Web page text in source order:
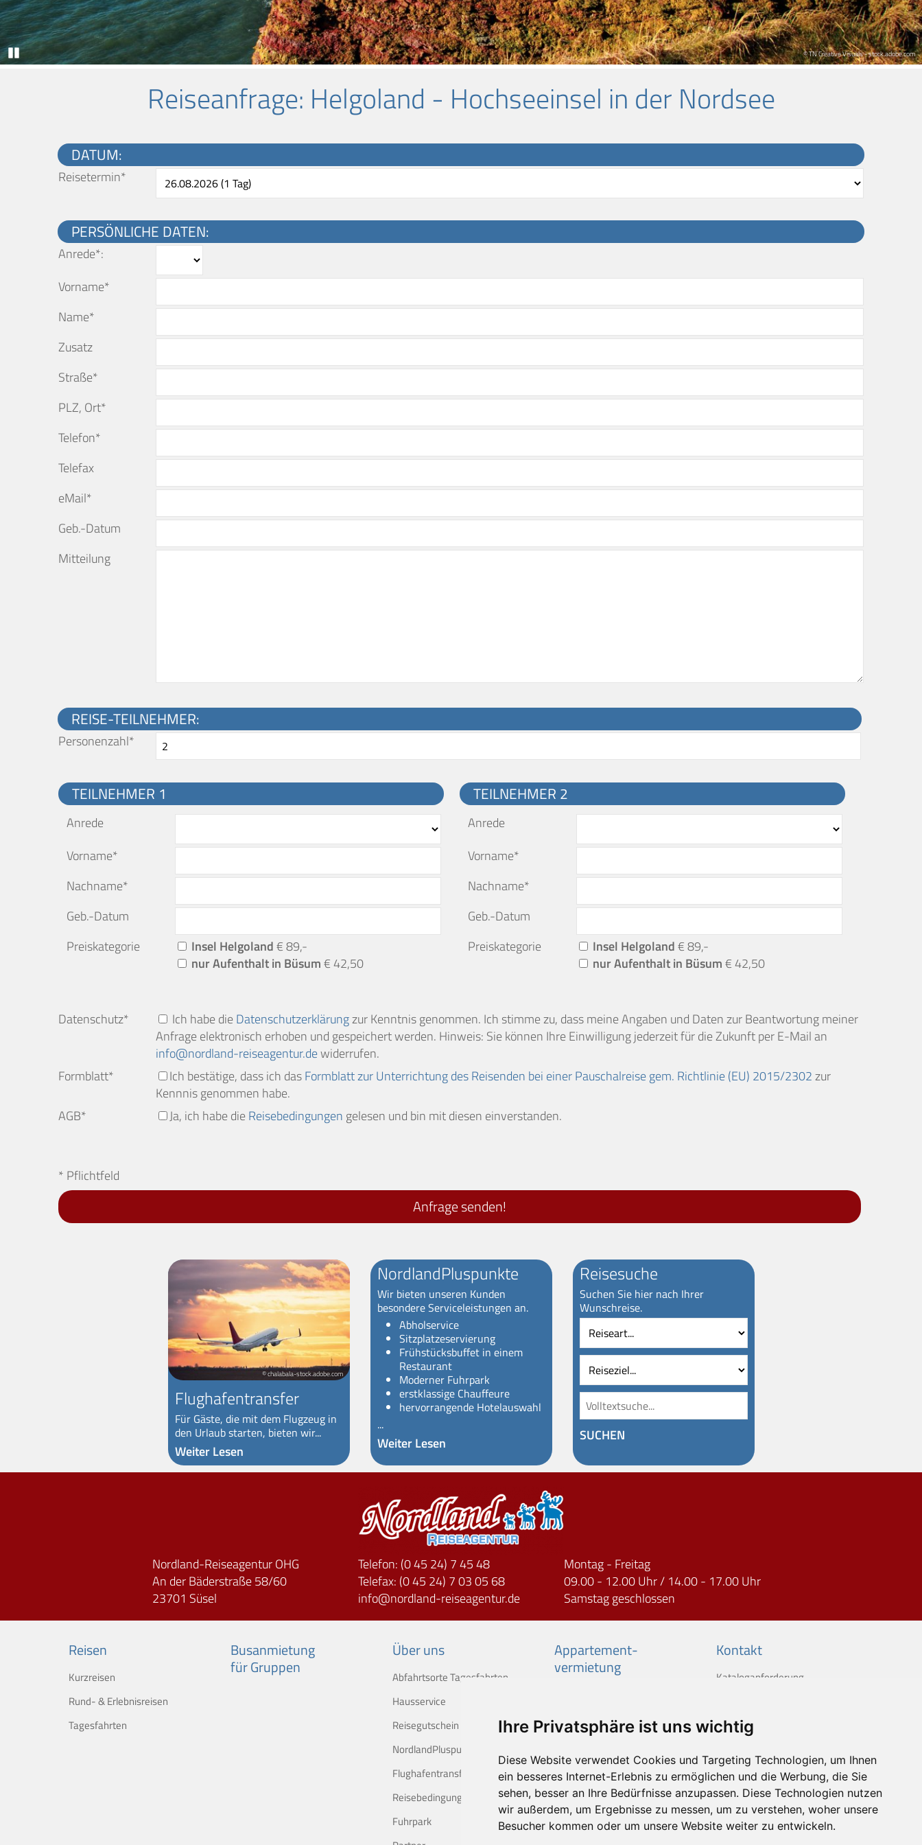
Ihre Privatsphäre ist uns wichtig
Diese Website verwendet Cookies und Targeting Technologien, um Ihnen
ein besseres Internet-Erlebnis zu ermöglichen und die Werbung, die Sie
sehen, besser an Ihre Bedürfnisse anzupassen. Diese Technologien nutzen
wir außerdem, um Ergebnisse zu messen, um zu verstehen, woher unsere
Besucher kommen oder um unsere Website weiter zu entwickeln.
Pause © TN Creative Visuals - stock.adobe.com
Reiseanfrage: Helgoland - Hochseeinsel in der Nordsee
DATUM:
Reisetermin*
PERSÖNLICHE DATEN:
Anrede*:
Vorname*
Name*
Zusatz
Straße*
PLZ, Ort*
Telefon*
Telefax
eMail*
Geb.-Datum
Mitteilung
REISE-TEILNEHMER:
Personenzahl*
TEILNEHMER 1
Anrede
Vorname*
Nachname*
Geb.-Datum
Preiskategorie
Insel Helgoland€ 89,-
nur Aufenthalt in Büsum€ 42,50
TEILNEHMER 2
Anrede
Vorname*
Nachname*
Geb.-Datum
Preiskategorie
Insel Helgoland€ 89,-
nur Aufenthalt in Büsum€ 42,50
Datenschutz* Ich habe dieDatenschutzerklärungzur Kenntnis genommen. Ich stimme zu, dass meine Angaben und Daten zur Beantwortung meiner
Anfrage elektronisch erhoben und gespeichert werden. Hinweis: Sie können Ihre Einwilligung jederzeit für die Zukunft per E-Mail an
info
nordland-reiseagentur.dewiderrufen.
Formblatt*
Ich bestätige, dass ich dasFormblatt zur Unterrichtung des Reisenden bei einer Pauschalreise gem. Richtlinie (EU) 2015/2302zur
Kennnis genommen habe.
AGB*
Ja, ich habe dieReisebedingungen gelesen und bin mit diesen einverstanden.
* Pflichtfeld
© chalabala-stock.adobe.com
Flughafentransfer
Für Gäste, die mit dem Flugzeug in
den Urlaub starten, bieten wir...
Weiter Lesen
NordlandPluspunkte
Wir bieten unseren Kunden
besondere Serviceleistungen an.
Abholservice
Sitzplatzeservierung
Frühstücksbuffet in einem
Restaurant
Moderner Fuhrpark
erstklassige Chauffeure
hervorrangende Hotelauswahl
...
Weiter Lesen
Reisesuche
Suchen Sie hier nach Ihrer
Wunschreise.
Reiseart Reiseziel
Volltextsuche
SUCHEN
Nordland-Reiseagentur OHG
An der Bäderstraße 58/60
23701 Süsel
Telefon: (0 45 24) 7 45 48
Telefax: (0 45 24) 7 03 05 68
info
nordland-reiseagentur.de
Montag - Freitag
09.00 - 12.00 Uhr / 14.00 - 17.00 Uhr
Samstag geschlossen
Reisen
Kurzreisen
Rund- & Erlebnisreisen
Tagesfahrten
Busanmietung
für Gruppen
Über uns
Abfahrtsorte Tagesfahrten
Hausservice
Reisegutschein
NordlandPluspunkte
Flughafentransfer
Reisebedingungen
Fuhrpark
Appartement­-
vermietung
Kontakt
Kataloganforderung